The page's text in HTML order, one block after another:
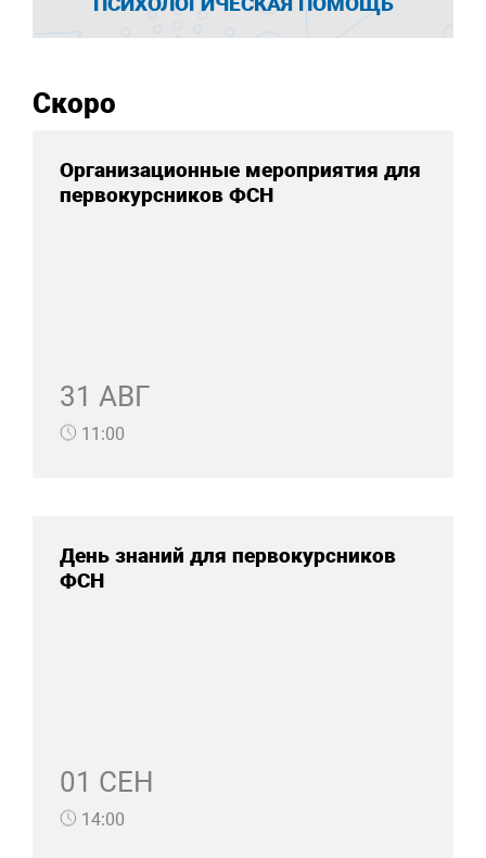
Скоро
Организационные мероприятия для
первокурсников ФСН
31 АВГ
11:00
День знаний для первокурсников
ФСН
01 СЕН
14:00